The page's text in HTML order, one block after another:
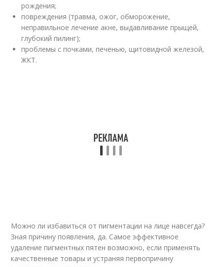
рождения;
повреждения (травма, ожог, обморожение,
неправильное лечение акне, выдавливание прыщей,
глубокий пилинг);
проблемы с почками, печенью, щитовидной железой,
ЖКТ.
Можно ли избавиться от пигментации на лице навсегда?
Зная причину появления, да. Самое эффективное
удаление пигментных пятен возможно, если применять
качественные товары и устраняя первопричину